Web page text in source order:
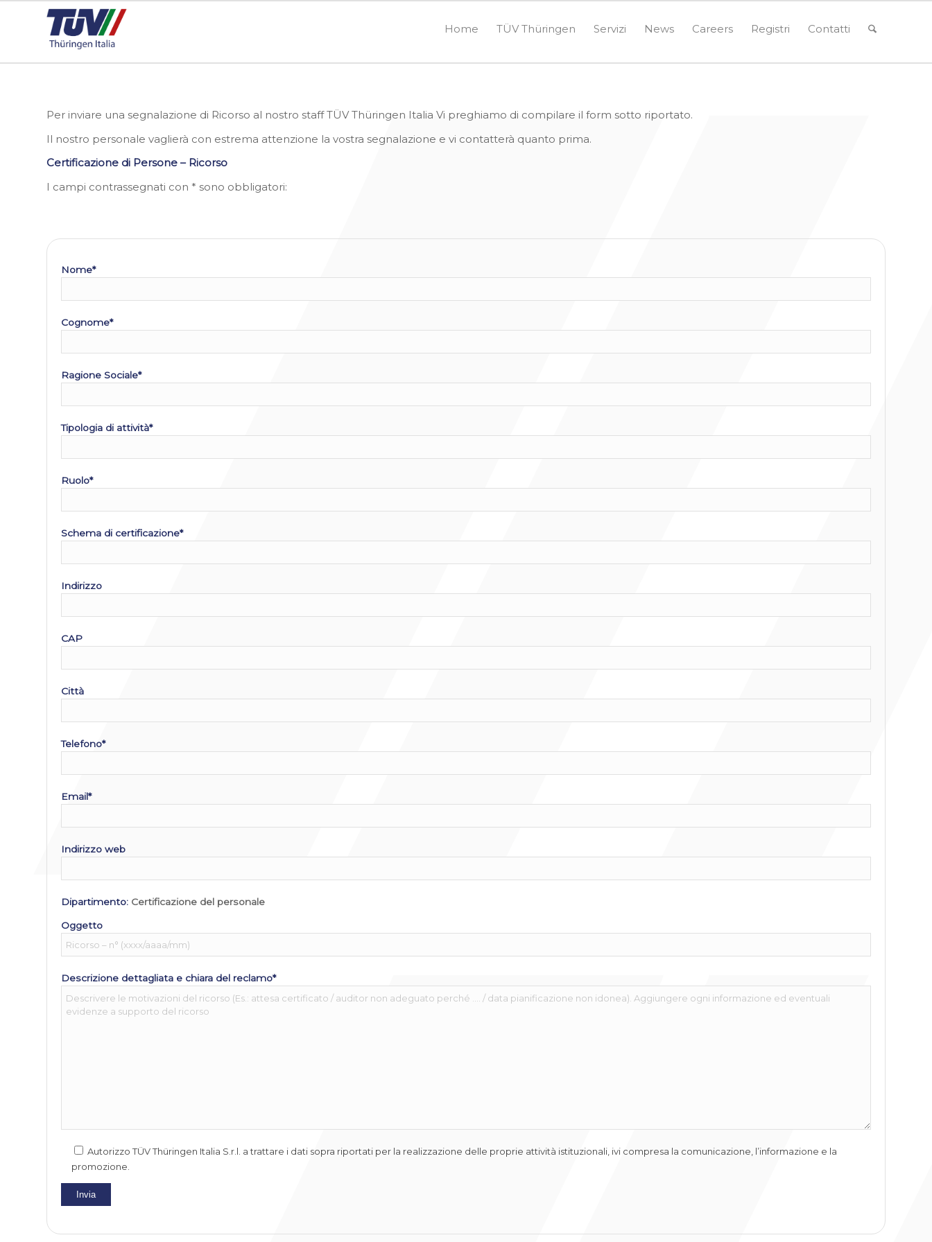
Home TÜV Thüringen Servizi News Careers Registri Contatti
Per inviare una segnalazione di Ricorso al nostro staff TÜV Thüringen Italia Vi preghiamo di compilare il form sotto riportato.
Il nostro personale vaglierà con estrema attenzione la vostra segnalazione e vi contatterà quanto prima.
Certificazione di Persone – Ricorso
I campi contrassegnati con * sono obbligatori:
Nome*
Cognome*
Ragione Sociale*
Tipologia di attività*
Ruolo*
Schema di certificazione*
Indirizzo
CAP
Città
Telefono*
Email*
Indirizzo web
Dipartimento: Certificazione del personale
Oggetto
Descrizione dettagliata e chiara del reclamo*
Autorizzo TÜV Thüringen Italia S.r.l. a trattare i dati sopra riportati per la realizzazione delle proprie attività istituzionali, ivi compresa la comunicazione, l’informazione e la
promozione.